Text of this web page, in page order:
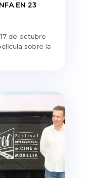
EN 23
de octubre
sobre la